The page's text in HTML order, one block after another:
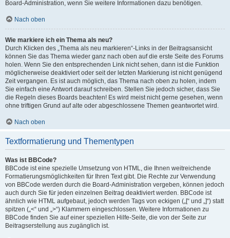
Board-Administration, wenn Sie weitere Informationen dazu benötigen.
Nach oben
Wie markiere ich ein Thema als neu?
Durch Klicken des „Thema als neu markieren“-Links in der Beitragsansicht
können Sie das Thema wieder ganz nach oben auf die erste Seite des Forums
holen. Wenn Sie den entsprechenden Link nicht sehen, dann ist die Funktion
möglicherweise deaktiviert oder seit der letzten Markierung ist nicht genügend
Zeit vergangen. Es ist auch möglich, das Thema nach oben zu holen, indem
Sie einfach eine Antwort darauf schreiben. Stellen Sie jedoch sicher, dass Sie
die Regeln dieses Boards beachten! Es wird meist nicht gerne gesehen, wenn
ohne triftigen Grund auf alte oder abgeschlossene Themen geantwortet wird.
Nach oben
Textformatierung und Thementypen
Was ist BBCode?
BBCode ist eine spezielle Umsetzung von HTML, die Ihnen weitreichende
Formatierungsmöglichkeiten für Ihren Text gibt. Die Rechte zur Verwendung
von BBCode werden durch die Board-Administration vergeben, können jedoch
auch durch Sie für jeden einzelnen Beitrag deaktiviert werden. BBCode ist
ähnlich wie HTML aufgebaut, jedoch werden Tags von eckigen („[“ und „]“) statt
spitzen („<“ und „>“) Klammern eingeschlossen. Weitere Informationen zu
BBCode finden Sie auf einer speziellen Hilfe-Seite, die von der Seite zur
Beitragserstellung aus zugänglich ist.